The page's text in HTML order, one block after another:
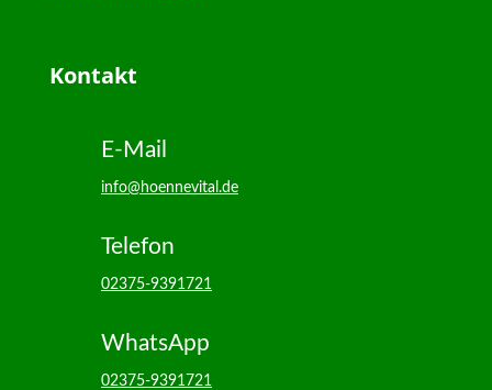
Kontakt
E-Mail
info@hoennevital.de
Telefon
02375-9391721
WhatsApp
02375-9391721